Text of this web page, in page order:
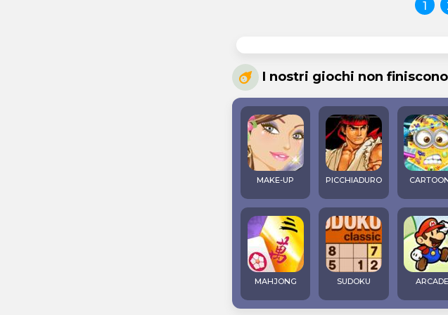
1
I nostri giochi non
MAKE-UP PICCHIADURO
MAHJONG SUDOKU ARCADE